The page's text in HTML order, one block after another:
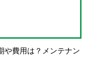
や費用は？メンテナン